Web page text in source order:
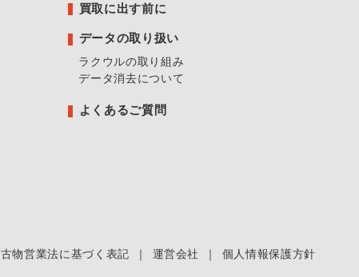
買取に出す前に
データの取り扱い
ラクウルの取り組み
データ消去について
よくあるご質問
古物営業法に基づく表記 ｜ 運営会社 ｜ 個人情報保護方針